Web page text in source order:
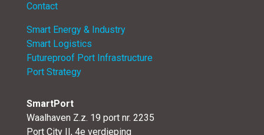
Contact
Smart Energy & Industry
Smart Logistics
Futureproof Port Infrastructure
Port Strategy
SmartPort
Waalhaven Z.z. 19 port nr. 2235
Port City II, 4e verdieping